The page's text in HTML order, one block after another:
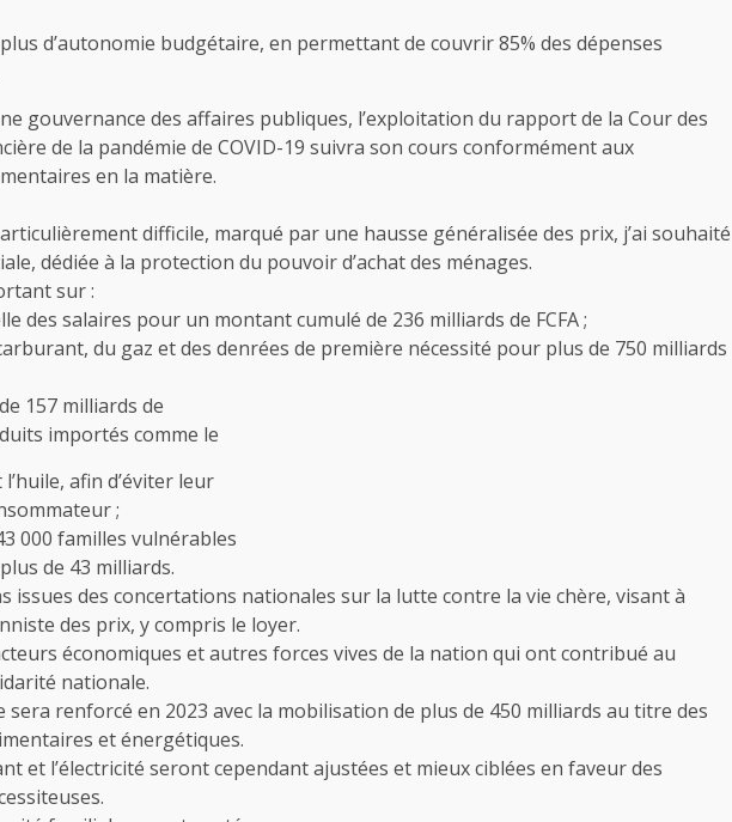
d’autonomie budgétaire, en permettant de couvrir 85% des dépenses
gouvernance des affaires publiques, l’exploitation du rapport de la Cour des
de la pandémie de COVID-19 suivra son cours conformément aux
en la matière.
difficile, marqué par une hausse généralisée des prix, j’ai souhaité
dédiée à la protection du pouvoir d’achat des ménages.
sur :
des salaires pour un montant cumulé de 236 milliards de FCFA ;
du gaz et des denrées de première nécessité pour plus de 750 milliards
157 milliards de
importés comme le
afin d’éviter leur
;
000 familles vulnérables
de 43 milliards.
issues des concertations nationales sur la lutte contre la vie chère, visant à
des prix, y compris le loyer.
économiques et autres forces vives de la nation qui ont contribué au
nationale.
sera renforcé en 2023 avec la mobilisation de plus de 450 milliards au titre des
et énergétiques.
et l’électricité seront cependant ajustées et mieux ciblées en faveur des